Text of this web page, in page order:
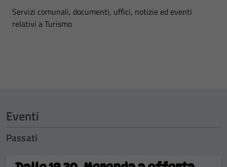
Dettagli dell'argomento
Servizi comunali, documenti, uffici, notizie ed eventi
relativi a Turismo
Eventi
Passati